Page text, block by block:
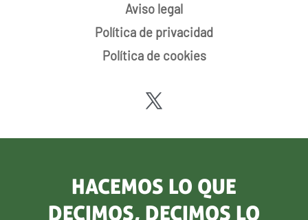
Aviso legal
Política de privacidad
Política de cookies
HACEMOS LO QUE
DECIMOS, DECIMOS LO